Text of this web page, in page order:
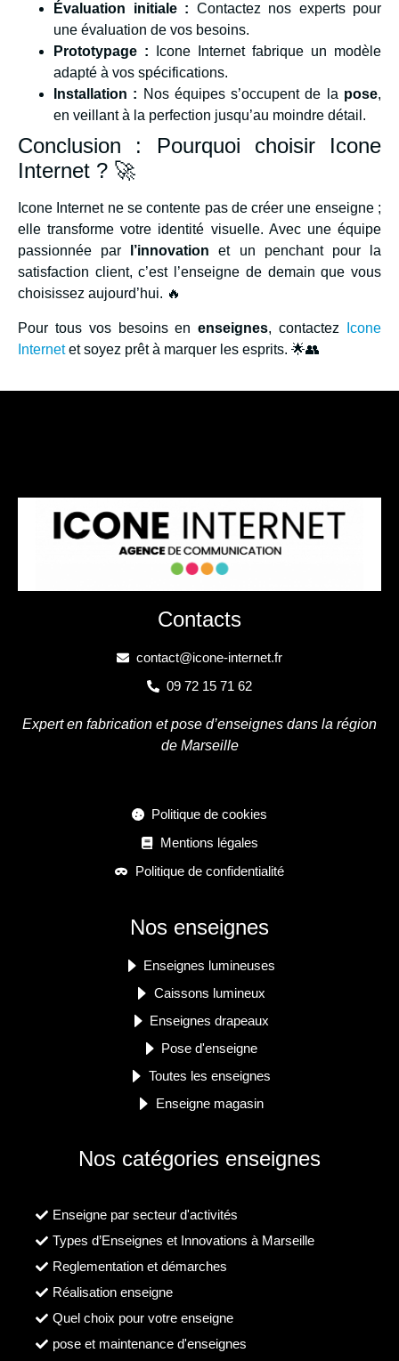
Évaluation initiale : Contactez nos experts pour
une évaluation de vos besoins.
Prototypage : Icone Internet fabrique un modèle
adapté à vos spécifications.
Installation : Nos équipes s’occupent de la pose,
en veillant à la perfection jusqu’au moindre détail.
Conclusion : Pourquoi choisir Icone
Internet ? 🚀
Icone Internet ne se contente pas de créer une enseigne ;
elle transforme votre identité visuelle. Avec une équipe
passionnée par
l’innovation et un penchant pour la
satisfaction client, c’est l’enseigne de demain que vous
choisissez aujourd’hui. 🔥
Pour tous vos besoins enenseignes, contactez
Icone
Internetet soyez prêt à marquer les esprits. 🌟👥
Contacts
contact@icone-internet.fr
09 72 15 71 62
Expert en fabrication et pose d’enseignes dans la région
de Marseille
Politique de cookies
Mentions légales
Politique de confidentialité
Nos enseignes
Enseignes lumineuses
Caissons lumineux
Enseignes drapeaux
Pose d'enseigne
Toutes les enseignes
Enseigne magasin
Nos catégories enseignes
Enseigne par secteur d'activités
Types d’Enseignes et Innovations à Marseille
Reglementation et démarches
Réalisation enseigne
Quel choix pour votre enseigne
pose et maintenance d'enseignes